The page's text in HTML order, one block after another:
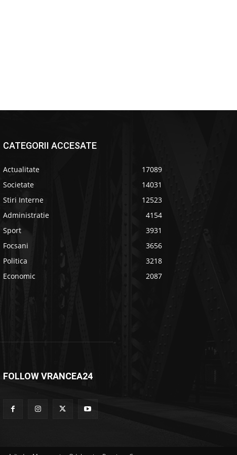
CATEGORII ACCESATE
Actualitate
17089
Societate
14031
Stiri Interne
12523
Administratie
4154
Sport
3931
Focsani
3656
Politica
3218
Economic
2087
FOLLOW VRANCEA24